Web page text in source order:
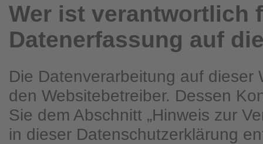
Wer ist verantwortlich
Datenerfassung auf
Die Datenverarbeitung auf dieser
den Websitebetreiber. Dessen
Sie dem Abschnitt „Hinweis zur
in dieser Datenschutzerklärung